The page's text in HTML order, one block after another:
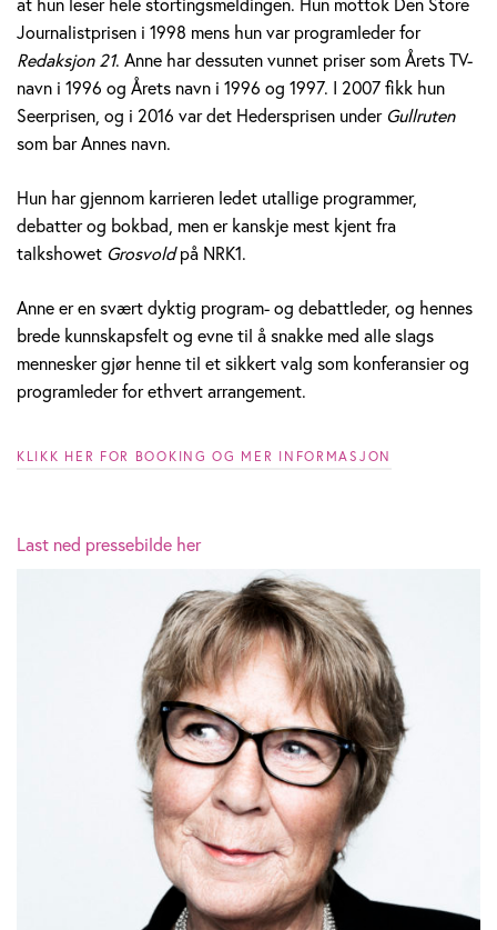
l
d
Journalistprisen i 1998 mens hun var programleder for
Redaksjon 21. Anne har dessuten vunnet priser som Årets TV-
navn i 1996 og Årets navn i 1996 og 1997. I 2007 fikk hun
Seerprisen, og i 2016 var det Hedersprisen underGullruten
som bar Annes navn.
Hun har gjennom karrieren ledet utallige programmer,
debatter og bokbad, men er kanskje mest kjent fra
talkshowet Grosvoldpå NRK1.
Anne er en svært dyktig program- og debattleder, og hennes
brede kunnskapsfelt og evne til å snakke med alle slags
mennesker gjør henne til et sikkert valg som konferansier og
programleder for ethvert arrangement.
KLIKK HER FOR BOOKING OG MER INFORMASJON
Last ned pressebilde her